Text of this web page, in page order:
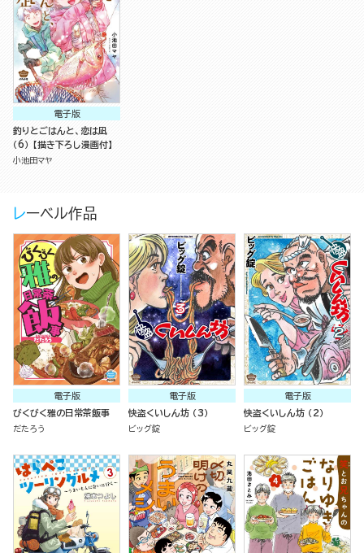
電子版
釣りとごはんと、恋は凪
（6） 【描き下ろし漫画付】
小池田マヤ
レーベル作品
電子版
びくびく雅の日常茶飯事
だたろう
電子版
快盗くいしん坊 （3）
ビッグ錠
電子版
快盗くいしん坊 （2）
ビッグ錠